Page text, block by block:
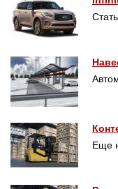
Еще